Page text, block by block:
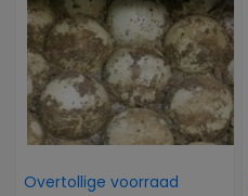
Overtollige voorraad